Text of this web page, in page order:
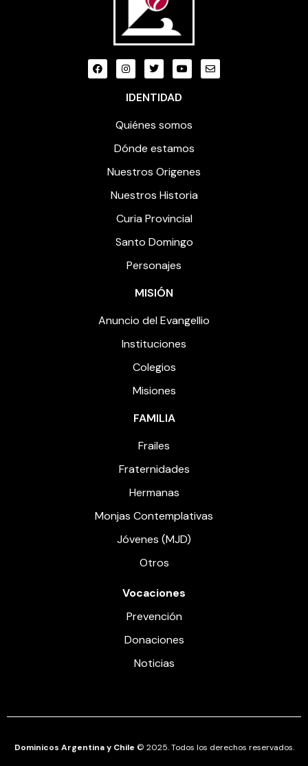
IDENTIDAD
Quiénes somos
Dónde estamos
Nuestros Origenes
Nuestros Historia
Curia Provincial
Santo Domingo
Personajes
MISIÓN
Anuncio del Evangellio
Instituciones
Colegios
Misiones
FAMILIA
Frailes
Fraternidades
Hermanas
Monjas Contemplativas
Jóvenes (MJD)
Otros
Vocaciones
Prevención
Donaciones
Noticias
Dominicos Argentina y Chile © 2025. Todos los derechos reservados.